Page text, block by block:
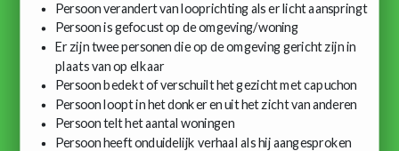
Persoon verandert van looprichting als er licht aanspringt
Persoon is gefocust op de omgeving/woning
Er zijn twee personen die op de omgeving gericht zijn in
plaats van op elkaar
Persoon bedekt of verschuilt het gezicht met capuchon
Persoon loopt in het donker en uit het zicht van anderen
Persoon telt het aantal woningen
Persoon heeft onduidelijk verhaal als hij aangesproken